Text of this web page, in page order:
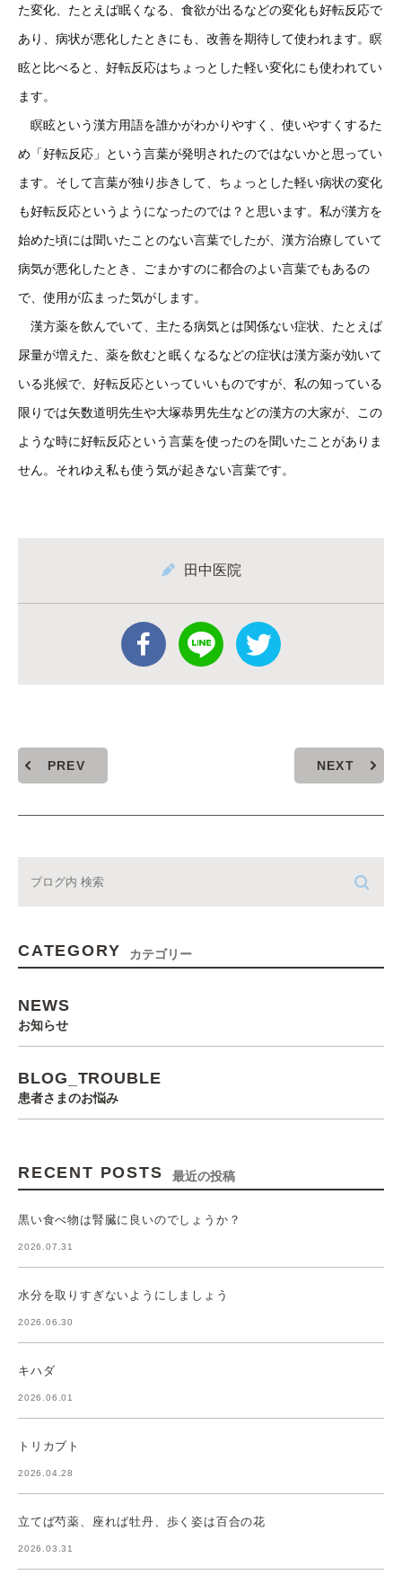
た変化、たとえば眠くなる、食欲が出るなどの変化も好転反応で
あり、病状が悪化したときにも、改善を期待して使われます。瞑
眩と比べると、好転反応はちょっとした軽い変化にも使われてい
ます。
瞑眩という漢方用語を誰かがわかりやすく、使いやすくするた
め「好転反応」という言葉が発明されたのではないかと思ってい
ます。そして言葉が独り歩きして、ちょっとした軽い病状の変化
も好転反応というようになったのでは？と思います。私が漢方を
始めた頃には聞いたことのない言葉でしたが、漢方治療していて
病気が悪化したとき、ごまかすのに都合のよい言葉でもあるの
で、使用が広まった気がします。
漢方薬を飲んでいて、主たる病気とは関係ない症状、たとえば
尿量が増えた、薬を飲むと眠くなるなどの症状は漢方薬が効いて
いる兆候で、好転反応といっていいものですが、私の知っている
限りでは矢数道明先生や大塚恭男先生などの漢方の大家が、この
ような時に好転反応という言葉を使ったのを聞いたことがありま
せん。それゆえ私も使う気が起きない言葉です。
田中医院
PREV NEXT
CATEGORY カテゴリー
NEWS
お知らせ
BLOG_TROUBLE
患者さまのお悩み
RECENT POSTS 最近の投稿
黒い食べ物は腎臓に良いのでしょうか？
2026.07.31
水分を取りすぎないようにしましょう
2026.06.30
キハダ
2026.06.01
トリカブト
2026.04.28
立てば芍薬、座れば牡丹、歩く姿は百合の花
2026.03.31